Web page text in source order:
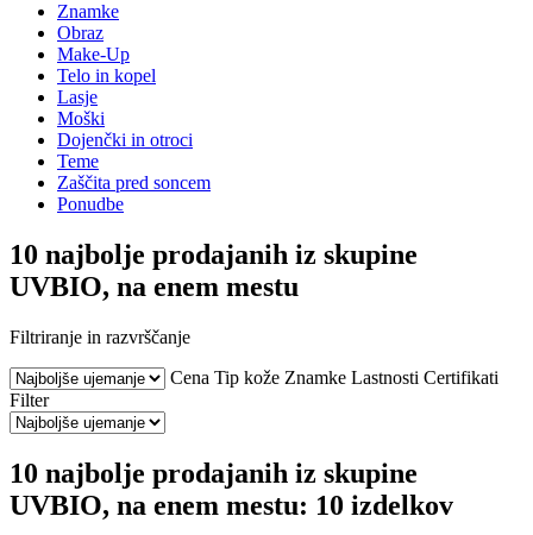
Znamke
Obraz
Make-Up
Telo in kopel
Lasje
Moški
Dojenčki in otroci
Teme
Zaščita pred soncem
Ponudbe
10 najbolje prodajanih iz skupine
UVBIO, na enem mestu
Filtriranje in razvrščanje
Cena Tip kože Znamke Lastnosti Certifikati
Filter
10 najbolje prodajanih iz skupine
UVBIO, na enem mestu: 10 izdelkov